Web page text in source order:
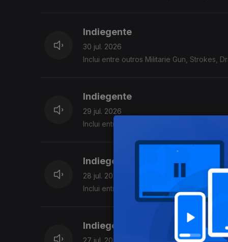
Indiegente
30 jul. 2026
Inclui entre outros Militarie Gun, Strokes,
Indiegente
29 jul. 2026
Inclui entre outros Strokes, Snayx,Meryl
Indiegente
28 jul. 2026
Inclui entre outros KennyHoopla, Joe
Indiegente